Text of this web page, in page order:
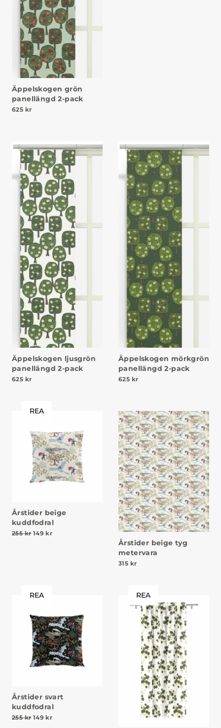
Äppelskogen grön
panellängd 2-pack
625 kr
Äppelskogen ljusgrön
panellängd 2-pack
625 kr
Äppelskogen mörkgrön
panellängd 2-pack
625 kr
REA
Årstider beige
kuddfodral
255kr Det ursprungliga priset var: 255 kr.
149 krDet nuvarande priset är: 149 kr.
Årstider beige tyg
metervara
315 kr
REA
Årstider svart
kuddfodral
255kr Det ursprungliga priset var: 255 kr.
149 krDet nuvarande priset är: 149 kr.
REA